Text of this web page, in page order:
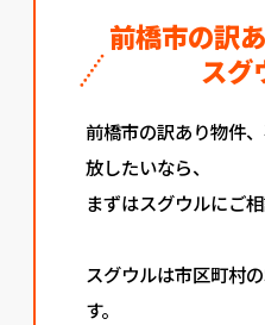
前橋市の訳
スグ
前橋市の訳あり物件
放したいなら、
まずはスグウルにご相
スグウルは市区町村
す。